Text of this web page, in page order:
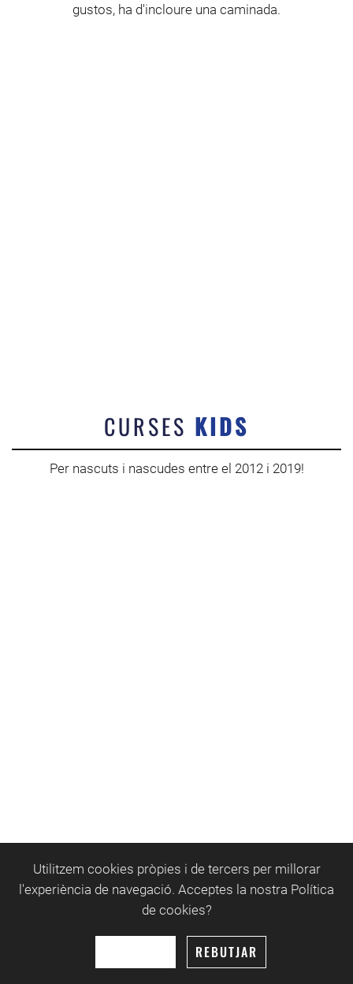
Utilitzem cookies pròpies i de tercers per millorar
l'experiència de navegació. Acceptes la nostra Política
de cookies?
REBUTJAR
gustos, ha d'incloure una caminada.
CURSES KIDS
Per nascuts i nascudes entre el 2012 i 2019!
FAMILYRACE
teva canalla.